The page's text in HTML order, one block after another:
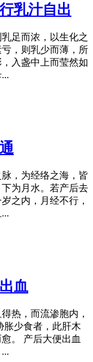
乳汁自出
足而浓，以生化之
，则乳少而薄，所
入盏中上而莹然如
，为经络之海，皆
为月水。若产后去
之内，月经不行，
血
热，而流渗胞内，
胀少食者，此肝木
。 产后大便出血